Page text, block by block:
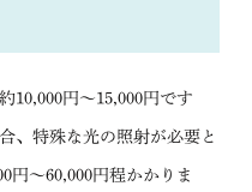
10,000円～15,000円です
、特殊な光の照射が必要と
円～60,000円程かかりま